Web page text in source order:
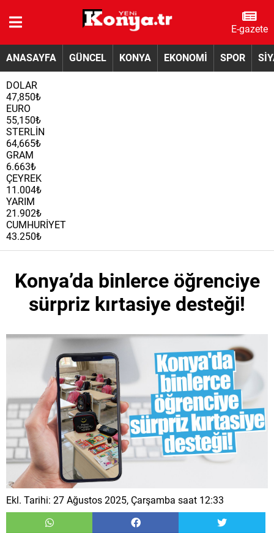
E-gazete
ANASAYFA GÜNCEL KONYA EKONOMİ SPOR
DOLAR
47,850₺
EURO
55,150₺
STERLİN
64,665₺
GRAM
6.663₺
ÇEYREK
11.004₺
YARIM
21.902₺
CUMHURİYET
43.250₺
Konya’da binlerce öğrenciye
sürpriz kırtasiye desteği!
Ekl. Tarihi: 27 Ağustos 2025, Çarşamba saat 12:33